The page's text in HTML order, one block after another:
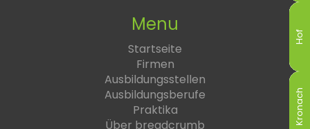
Hof
Kronach
Hof
Kronach
Hof
Kronach
Hof
Kronach
Hof
Kronach
Hof
Kronach
Menu
Startseite
Firmen
Ausbildungsstellen
Ausbildungsberufe
Praktika
Über breadcrumb